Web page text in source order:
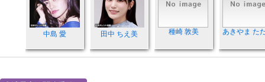
中島 愛 田中 ちえ美 種崎 敦美 あきやま た